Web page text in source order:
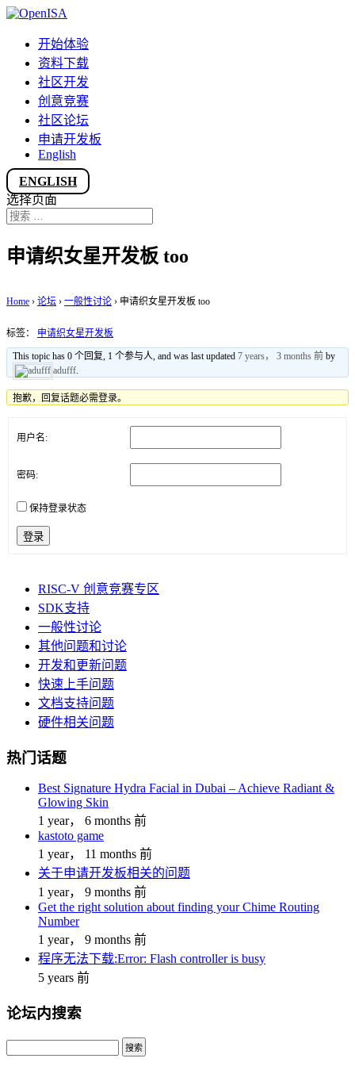
开始体验
资料下载
社区开发
创意竞赛
社区论坛
申请开发板
English
ENGLISH
选择页面
申请织女星开发板 too
Home › 论坛 › 一般性讨论 › 申请织女星开发板 too
标签： 申请织女星开发板
This topic has 0 个回复, 1 个参与人, and was last updated7 years， 3 months 前 by
adufff.
抱歉，回复话题必需登录。
用户名:
密码:
保持登录状态
登录
RISC-V 创意竞赛专区
SDK支持
一般性讨论
其他问题和讨论
开发和更新问题
快速上手问题
文档支持问题
硬件相关问题
热门话题
Best Signature Hydra Facial in Dubai – Achieve Radiant &
Glowing Skin
1 year， 6 months 前
kastoto game
1 year， 11 months 前
关于申请开发板相关的问题
1 year， 9 months 前
Get the right solution about finding your Chime Routing
Number
1 year， 9 months 前
程序无法下载:Error: Flash controller is busy
5 years 前
论坛内搜索